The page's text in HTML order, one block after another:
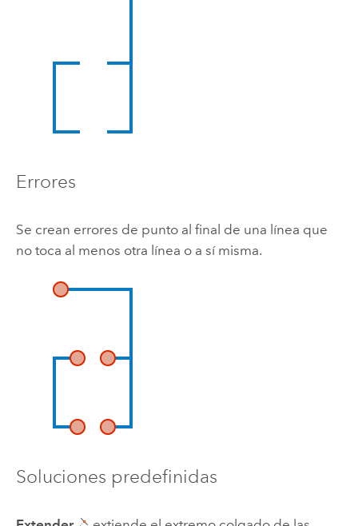
Errores
Se crean errores de punto al final de una línea que
no toca al menos otra línea o a sí misma.
Soluciones predefinidas